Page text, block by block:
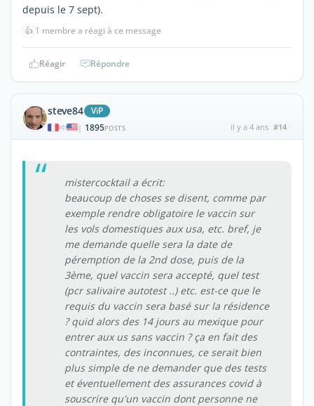
depuis le 7 sept).
👍 1 membre a réagi à ce message
Réagir Répondre
steve84 ViP
| 1895POSTS il y a 4 ans #14
mistercocktail a écrit:
beaucoup de choses se disent, comme par
exemple rendre obligatoire le vaccin sur
les vols domestiques aux usa, etc. bref, je
me demande quelle sera la date de
péremption de la 2nd dose, puis de la
3ème, quel vaccin sera accepté, quel test
(pcr salivaire autotest ..) etc. est-ce que le
requis du vaccin sera basé sur la résidence
? quid alors des 14 jours au mexique pour
entrer aux us sans vaccin ? ça en fait des
contraintes, des inconnues, ce serait bien
plus simple de ne demander que des tests
et éventuellement des assurances covid à
souscrire qu'un vaccin dont personne ne